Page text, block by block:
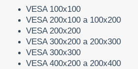
VESA 100x100
VESA 200x100 a 100x200
VESA 200x200
VESA 300x200 a 200x300
VESA 300x300
VESA 400x200 a 200x400